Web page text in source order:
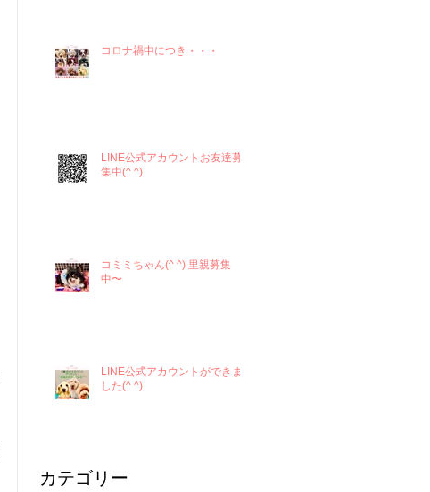
コロナ禍中につき・・・
LINE公式アカウントお友達募
集中(^ ^)
コミミちゃん(^ ^) 里親募集
中〜
LINE公式アカウントができま
した(^ ^)
カテゴリー